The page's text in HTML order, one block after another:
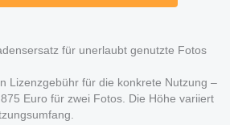
für unerlaubt genutzte Fotos
Lizenzgebühr für die konkrete Nutzung –
Euro für zwei Fotos. Die Höhe variiert